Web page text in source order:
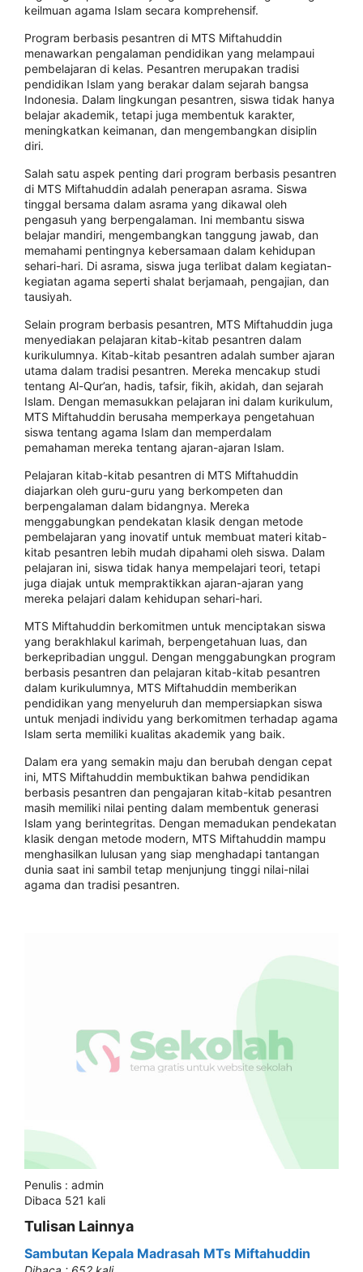
keilmuan agama Islam secara komprehensif.
Program berbasis pesantren di MTS Miftahuddin
menawarkan pengalaman pendidikan yang melampaui
pembelajaran di kelas. Pesantren merupakan tradisi
pendidikan Islam yang berakar dalam sejarah bangsa
Indonesia. Dalam lingkungan pesantren, siswa tidak hanya
belajar akademik, tetapi juga membentuk karakter,
meningkatkan keimanan, dan mengembangkan disiplin
diri.
Salah satu aspek penting dari program berbasis pesantren
di MTS Miftahuddin adalah penerapan asrama. Siswa
tinggal bersama dalam asrama yang dikawal oleh
pengasuh yang berpengalaman. Ini membantu siswa
belajar mandiri, mengembangkan tanggung jawab, dan
memahami pentingnya kebersamaan dalam kehidupan
sehari-hari. Di asrama, siswa juga terlibat dalam kegiatan-
kegiatan agama seperti shalat berjamaah, pengajian, dan
tausiyah.
Selain program berbasis pesantren, MTS Miftahuddin juga
menyediakan pelajaran kitab-kitab pesantren dalam
kurikulumnya. Kitab-kitab pesantren adalah sumber ajaran
utama dalam tradisi pesantren. Mereka mencakup studi
tentang Al-Qur’an, hadis, tafsir, fikih, akidah, dan sejarah
Islam. Dengan memasukkan pelajaran ini dalam kurikulum,
MTS Miftahuddin berusaha memperkaya pengetahuan
siswa tentang agama Islam dan memperdalam
pemahaman mereka tentang ajaran-ajaran Islam.
Pelajaran kitab-kitab pesantren di MTS Miftahuddin
diajarkan oleh guru-guru yang berkompeten dan
berpengalaman dalam bidangnya. Mereka
menggabungkan pendekatan klasik dengan metode
pembelajaran yang inovatif untuk membuat materi kitab-
kitab pesantren lebih mudah dipahami oleh siswa. Dalam
pelajaran ini, siswa tidak hanya mempelajari teori, tetapi
juga diajak untuk mempraktikkan ajaran-ajaran yang
mereka pelajari dalam kehidupan sehari-hari.
MTS Miftahuddin berkomitmen untuk menciptakan siswa
yang berakhlakul karimah, berpengetahuan luas, dan
berkepribadian unggul. Dengan menggabungkan program
berbasis pesantren dan pelajaran kitab-kitab pesantren
dalam kurikulumnya, MTS Miftahuddin memberikan
pendidikan yang menyeluruh dan mempersiapkan siswa
untuk menjadi individu yang berkomitmen terhadap agama
Islam serta memiliki kualitas akademik yang baik.
Dalam era yang semakin maju dan berubah dengan cepat
ini, MTS Miftahuddin membuktikan bahwa pendidikan
berbasis pesantren dan pengajaran kitab-kitab pesantren
masih memiliki nilai penting dalam membentuk generasi
Islam yang berintegritas. Dengan memadukan pendekatan
klasik dengan metode modern, MTS Miftahuddin mampu
menghasilkan lulusan yang siap menghadapi tantangan
dunia saat ini sambil tetap menjunjung tinggi nilai-nilai
agama dan tradisi pesantren.
Penulis : admin
Dibaca 521 kali
Tulisan Lainnya
Sambutan Kepala Madrasah MTs Miftahuddin